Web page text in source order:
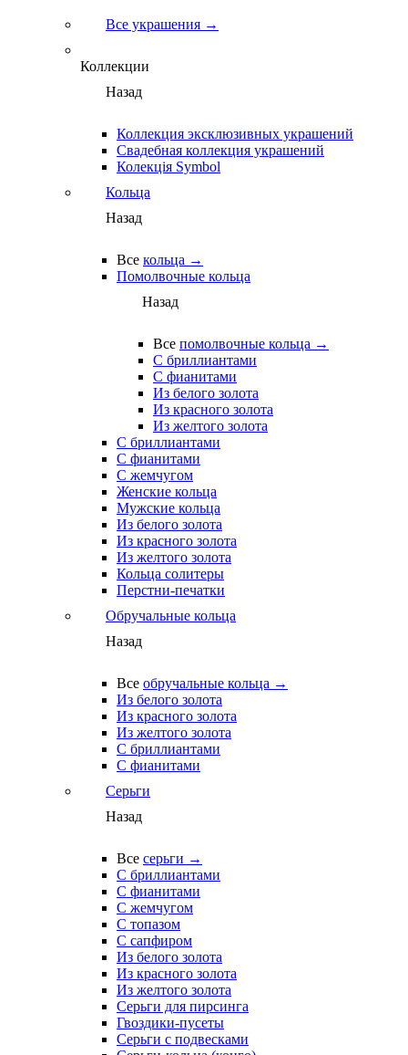
Все украшения →
Коллекции
Назад
Коллекция эксклюзивных украшений
Свадебная коллекция украшений
Колекція Symbol
Кольца
Назад
Все кольца →
Помолвочные кольца
Назад
Все помолвочные кольца →
С бриллиантами
С фианитами
Из белого золота
Из красного золота
Из желтого золота
С бриллиантами
С фианитами
С жемчугом
Женские кольца
Мужские кольца
Из белого золота
Из красного золота
Из желтого золота
Кольца солитеры
Перстни-печатки
Обручальные кольца
Назад
Все обручальные кольца →
Из белого золота
Из красного золота
Из желтого золота
С бриллиантами
С фианитами
Серьги
Назад
Все серьги →
С бриллиантами
С фианитами
С жемчугом
С топазом
С сапфиром
Из белого золота
Из красного золота
Из желтого золота
Серьги для пирсинга
Гвоздики-пусеты
Серьги с подвесками